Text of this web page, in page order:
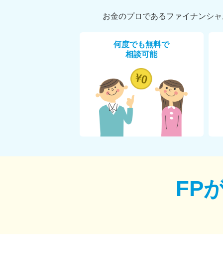
お金のプロであるファイナンシ
何度でも無料で
相談可能
FP